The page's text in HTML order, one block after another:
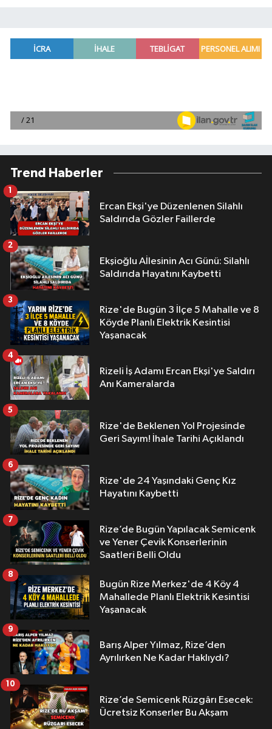
Trend Haberler
Ercan Ekşi'ye Düzenlenen Silahlı
Saldırıda Gözler Faillerde
1
Ekşioğlu Aİlesinin Acı Günü: Silahlı
Saldırıda Hayatını Kaybetti
2
Rize'de Bugün 3 İlçe 5 Mahalle ve 8
Köyde Planlı Elektrik Kesintisi
Yaşanacak
3
Rizeli İş Adamı Ercan Ekşi'ye Saldırı
Anı Kameralarda
4
Rize'de Beklenen Yol Projesinde
Geri Sayım! İhale Tarihi Açıklandı
5
Rize'de 24 Yaşındaki Genç Kız
Hayatını Kaybetti
6
Rize’de Bugün Yapılacak Semicenk
ve Yener Çevik Konserlerinin
Saatleri Belli Oldu
7
Bugün Rize Merkez'de 4 Köy 4
Mahallede Planlı Elektrik Kesintisi
Yaşanacak
8
Barış Alper Yılmaz, Rize’den
Ayrılırken Ne Kadar Haklıydı?
9
Rize’de Semicenk Rüzgârı Esecek:
Ücretsiz Konserler Bu Akşam
10